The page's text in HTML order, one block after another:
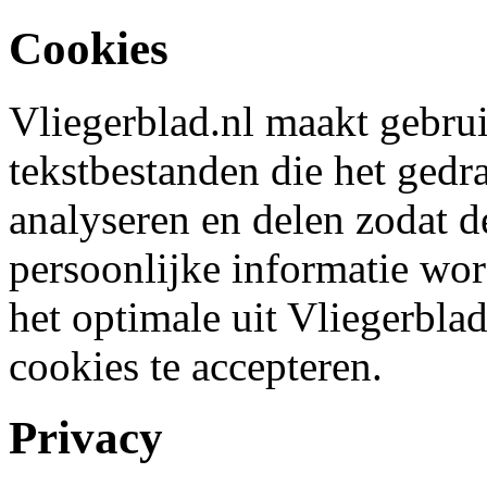
Cookies
Vliegerblad.nl maakt
tekstbestanden die het
analyseren en delen zodat
persoonlijke informatie
het optimale uit
cookies te accepteren.
Privacy